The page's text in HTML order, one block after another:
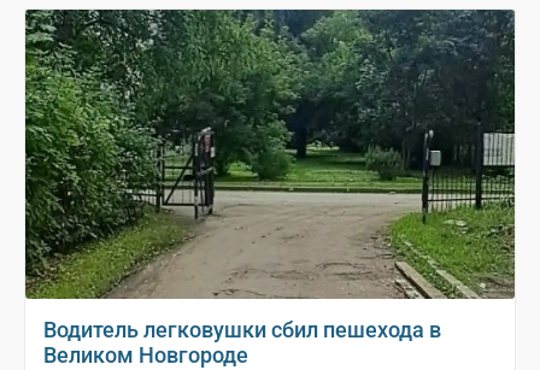
Водитель легковушки сбил пешехода в
Великом Новгороде